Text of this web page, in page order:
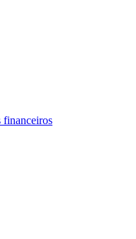
financeiros